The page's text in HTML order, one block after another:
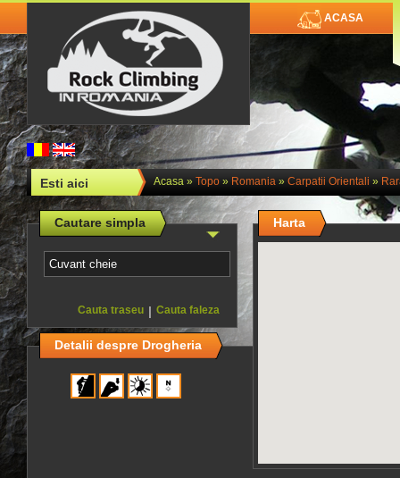
ACASA
Esti aici Acasa» Topo» Romania» Carpatii Orientali »
Cautare simpla
Cauta faleza
|
Cauta traseu
Harta
Detalii despre Drogheria